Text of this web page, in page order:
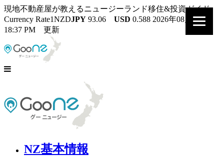
現地不動産屋が教えるニュージーランド移住&投資ガイド
Currency Rate1NZDJPY 93.06 USD 0.588 2026年08月07日
18:37 PM 更新
NZ基本情報